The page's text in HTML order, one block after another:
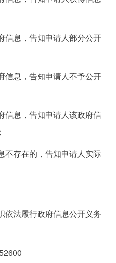
息，告知申请人部分公开
息，告知申请人不予公开
息，告知申请人该政府信
存在的，告知申请人实际
依法履行政府信息公开义务